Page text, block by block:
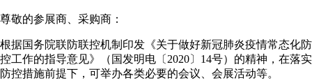
尊敬的参展商、采购商：
根据国务院联防联控机制印发《关于做好新冠肺炎疫情常态化防
控工作的指导意见》（国发明电〔2020〕14号）的精神，在落实
防控措施前提下，可举办各类必要的会议、会展活动等。